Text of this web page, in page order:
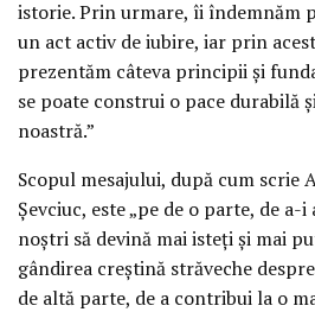
istorie. Prin urmare, îi îndemnăm
un act activ de iubire, iar prin
prezentăm câteva principii și
se poate construi o pace durabilă
noastră.”
Scopul mesajului, după cum scrie
Șevciuc, este „pe de o parte, de
noștri să devină mai isteți și mai
gândirea creștină străveche
de altă parte, de a contribui la o